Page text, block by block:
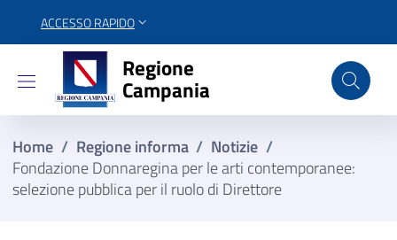
ACCESSO RAPIDO
Regione Campania
Regione
Campania
Home / Regione informa / Notizie /
Fondazione Donnaregina per le arti contemporanee:
selezione pubblica per il ruolo di Direttore